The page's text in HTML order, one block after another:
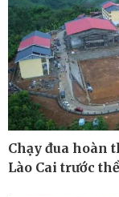
Chạy đua hoàn
Lào Cai trước